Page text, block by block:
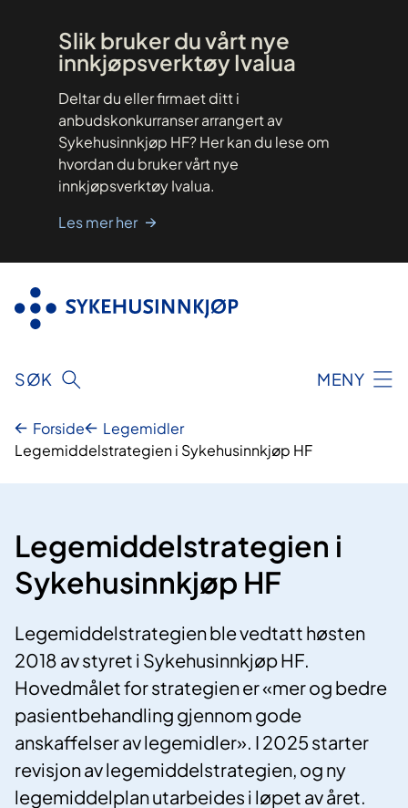
Slik bruker du vårt nye
innkjøpsverktøy Ivalua
Deltar du eller firmaet ditt i
anbudskonkurranser arrangert av
Sykehusinnkjøp HF? Her kan du lese om
hvordan du bruker vårt nye
innkjøpsverktøy Ivalua.
Les mer her
SØK MENY
Forside
Legemidler
Legemiddelstrategien i Sykehusinnkjøp HF
Legemiddelstrategien i
Sykehusinnkjøp HF
Legemiddelstrategien ble vedtatt høsten
2018 av styret i Sykehusinnkjøp HF.
Hovedmålet for strategien er «mer og bedre
pasientbehandling gjennom gode
anskaffelser av legemidler». I 2025 starter
revisjon av legemiddelstrategien, og ny
legemiddelplan utarbeides i løpet av året.